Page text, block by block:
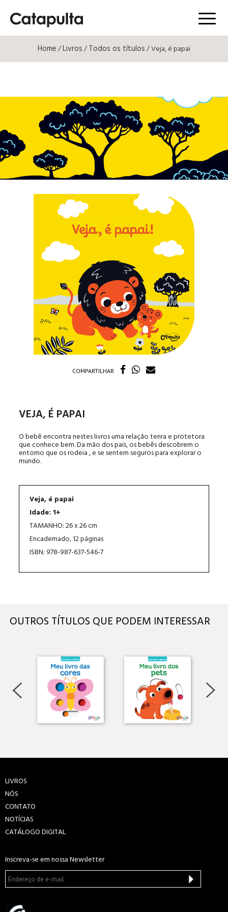
Menú
Home/Livros/Todos os títulos/ Veja, é papai
COMPARTILHAR
VEJA, É PAPAI
O bebê encontra nestes livros uma relação tenra e protetora
que conhece bem. Da mão dos pais, os bebês descobrem o
entorno que os rodeia , e se sentem seguros para explorar o
mundo.
Veja, é papai
Idade: 1+
TAMANHO: 26 x 26 cm
Encadernado, 12 páginas
ISBN: 978-987-637-546-7
OUTROS TÍTULOS QUE PODEM INTERESSAR
LIVROS
NÓS
CONTATO
NOTÍCIAS
CATÁLOGO DIGITAL
Inscreva-se em nossa Newsletter